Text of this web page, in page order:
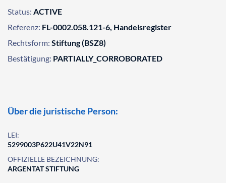
Status: ACTIVE
Referenz: FL-0002.058.121-6, Handelsregister
Rechtsform: Stiftung (BSZ8)
Bestätigung: PARTIALLY_CORROBORATED
Über die juristische Person:
LEI:
5299003P622U41V22N91
OFFIZIELLE BEZEICHNUNG:
ARGENTAT STIFTUNG